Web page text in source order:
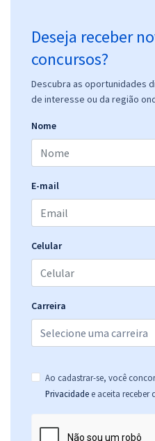
Deseja receber
concursos?
Descubra as oportunidades
de interesse ou da região
Nome
E-mail
Celular
Carreira
Ao cadastrar-se, você
Privacidade e aceita receber